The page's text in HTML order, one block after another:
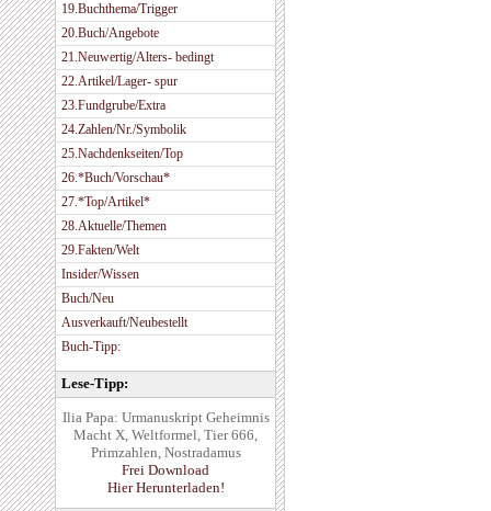
19.Buchthema/Trigger
20.Buch/Angebote
21.Neuwertig/Alters- bedingt
22.Artikel/Lager- spur
23.Fundgrube/Extra
24.Zahlen/Nr./Symbolik
25.Nachdenkseiten/Top
26.*Buch/Vorschau*
27.*Top/Artikel*
28.Aktuelle/Themen
29.Fakten/Welt
Insider/Wissen
Buch/Neu
Ausverkauft/Neubestellt
Buch-Tipp:
Lese-Tipp:
Ilia Papa: Urmanuskript Geheimnis
Macht X, Weltformel, Tier 666,
Primzahlen, Nostradamus
Frei Download
Hier Herunterladen!